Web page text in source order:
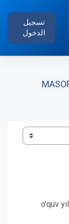
تسجيل
الدخول
الدراسية
2025-